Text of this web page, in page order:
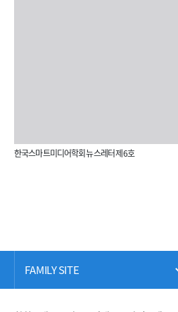
한국스마트미디어학회 뉴스레터 제 6호